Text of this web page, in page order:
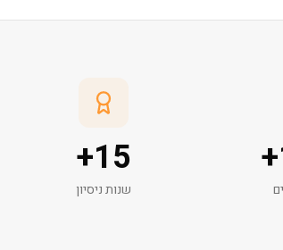
+
15
+
שנות ניסיון